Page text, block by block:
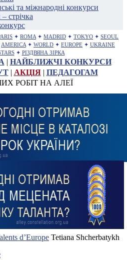
та міжнародні конкурси
стрічка
✦ ROMA ✦ MADRID ✦ TOKYO ✦ SEOUL
AMERICA ✦ WORLD ✦ EUROPE ✦ UKRAINE
✦ РІЗДВЯНА ЗІРКА
| НАЙБЛИЖЧІ КОНКУРСИ
| АКЦІЯ| ПЕДАГОГАМ
РОБІТ НА АЛЕЇ
d’Europe Tetiana Shcherbatykh